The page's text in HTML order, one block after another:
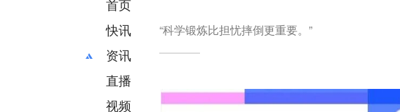
首页
快讯
资讯
推荐
财经
直播
视频
“科学锻炼比担忧摔倒更重要。”